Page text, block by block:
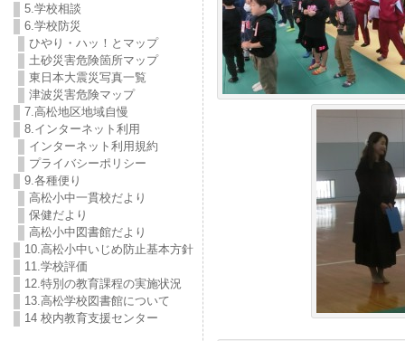
5.学校相談
6.学校防災
ひやり・ハッ！とマップ
土砂災害危険箇所マップ
東日本大震災写真一覧
津波災害危険マップ
7.高松地区地域自慢
8.インターネット利用
インターネット利用規約
プライバシーポリシー
9.各種便り
高松小中一貫校だより
保健だより
高松小中図書館だより
10.高松小中いじめ防止基本方針
11.学校評価
12.特別の教育課程の実施状況
13.高松学校図書館について
14 校内教育支援センター